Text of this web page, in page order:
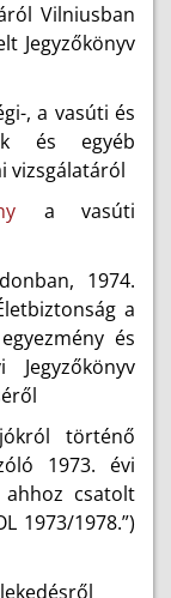
Vilniusban
Jegyzőkönyv
, a vasúti és
és egyéb
vizsgálatáról
a vasúti
1974.
a
és
történő
1973. évi
ahhoz csatolt
1973/1978.”)